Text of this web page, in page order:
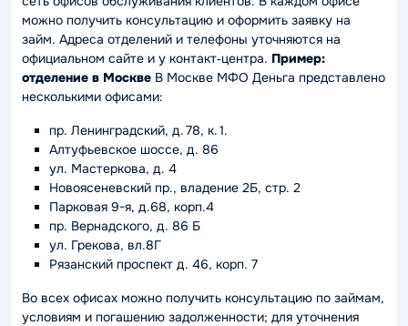
можно получить консультацию и оформить заявку на
займ. Адреса отделений и телефоны уточняются на
официальном сайте и у контакт‑центра. Пример:
отделение в Москве В Москве МФО Деньга представлено
несколькими офисами:
пр. Ленинградский, д. 78, к. 1.
Алтуфьевское шоссе, д. 86
ул. Мастеркова, д. 4
Новоясеневский пр., владение 2Б, стр. 2
Парковая 9-я, д.68, корп.4
пр. Вернадского, д. 86 Б
ул. Грекова, вл.8Г
Рязанский проспект д. 46, корп. 7
Во всех офисах можно получить консультацию по займам,
условиям и погашению задолженности; для уточнения